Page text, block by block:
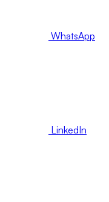
WhatsApp
LinkedIn